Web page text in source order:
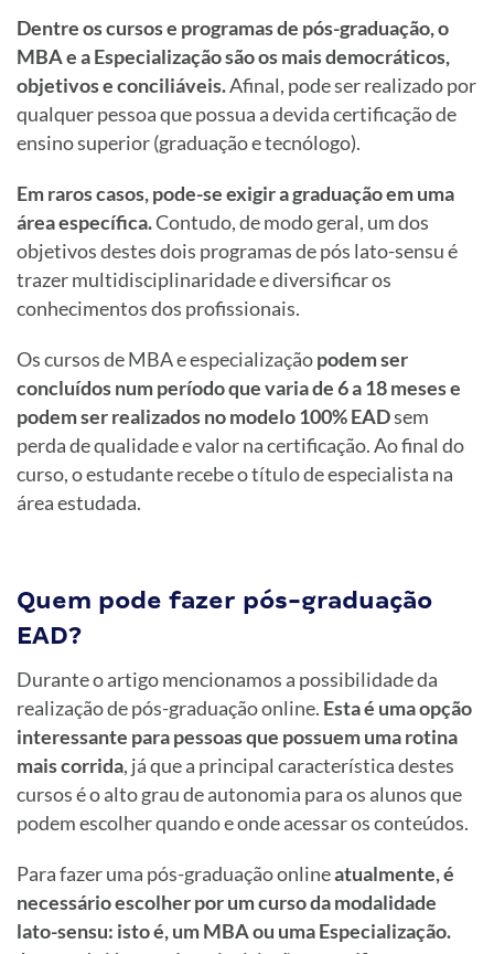
Dentre os cursos e programas de pós-graduação, o
MBA e a Especialização são os mais democráticos,
objetivos e conciliáveis.Afinal, pode ser realizado por
qualquer pessoa que possua a devida certificação de
ensino superior (graduação e tecnólogo).
Em raros casos, pode-se exigir a graduação em uma
área específica.Contudo, de modo geral, um dos
objetivos destes dois programas de pós lato-sensu é
trazer multidisciplinaridade e diversificar os
conhecimentos dos profissionais.
Os cursos de MBA e especializaçãopodem ser
concluídos num período que varia de 6 a 18 meses e
podem ser realizados no modelo 100% EADsem
perda de qualidade e valor na certificação. Ao final do
curso, o estudante recebe o título de especialista na
área estudada.
Quem pode fazer pós-graduação
EAD?
Durante o artigo mencionamos a possibilidade da
realização de pós-graduação online. Esta é uma opção
interessante para pessoas que possuem uma rotina
mais corrida, já que a principal característica destes
cursos é o alto grau de autonomia para os alunos que
podem escolher quando e onde acessar os conteúdos.
Para fazer uma pós-graduação onlineatualmente, é
necessário escolher por um curso da modalidade
lato-sensu: isto é, um MBA ou uma Especialização.